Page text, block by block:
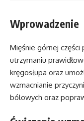
Wprowadzenie
Mięśnie górnej
utrzymaniu
kręgosłupa oraz
wzmacnianie
bólowych oraz